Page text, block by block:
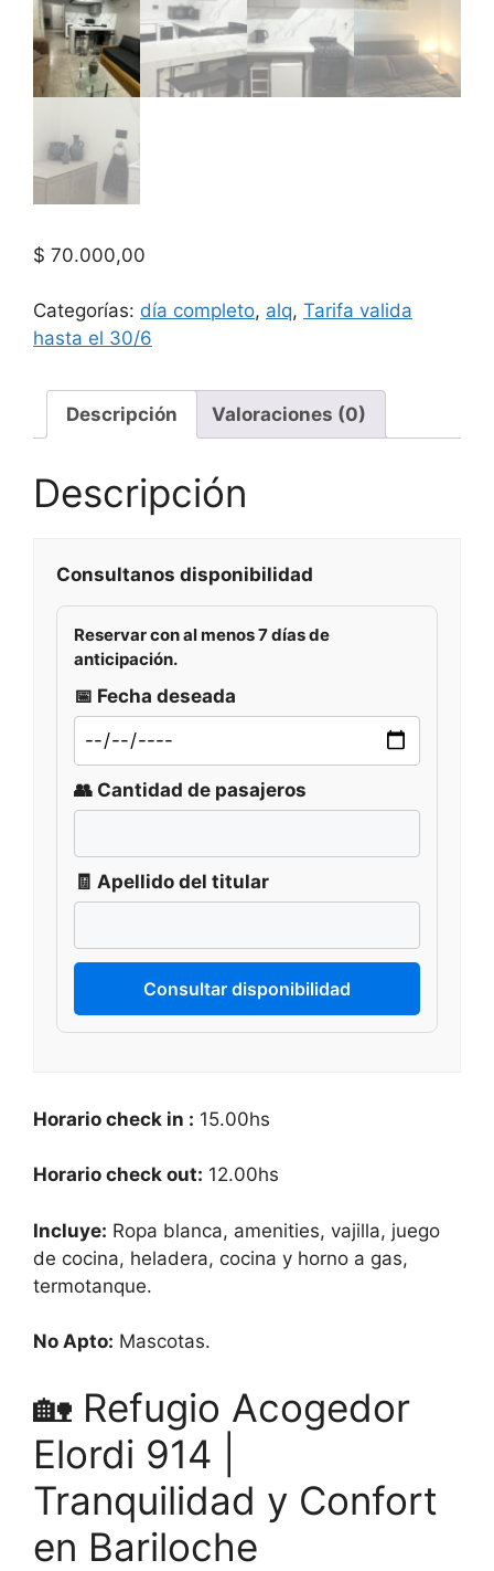
$ 70.000,00
Categorías: día completo, alq, Tarifa valida
hasta el 30/6
Descripción Valoraciones (0)
Descripción
Consultanos disponibilidad
Reservar con al menos7 días de
anticipación.
📅 Fecha deseada
👥 Cantidad de pasajeros
🧾 Apellido del titular
Consultar disponibilidad
Horario check in : 15.00hs
Horario check out: 12.00hs
Incluye: Ropa blanca, amenities, vajilla, juego
de cocina, heladera, cocina y horno a gas,
termotanque.
No Apto: Mascotas.
🏡 Refugio Acogedor
Elordi 914 |
Tranquilidad y Confort
en Bariloche